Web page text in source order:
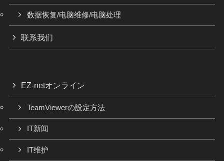
数据恢复/电脑维修/电脑处理
联系我们
EZ-netオンライン
TeamViewerの設定方法
IT新闻
IT维护